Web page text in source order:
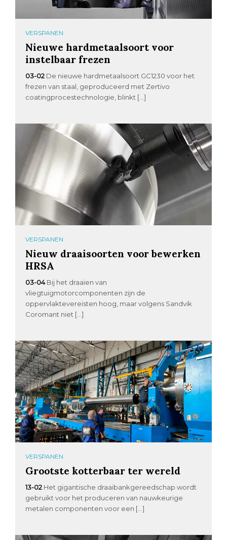
VERSPANEN
Nieuwe hardmetaalsoort voor
instelbaar frezen
03-02 De nieuwe hardmetaalsoort GC1230 voor het
frezen van staal, geproduceerd met Zertivo
coatingprocestechnologie, blinkt […]
VERSPANEN
Nieuw draaisoorten voor bewerken
HRSA
03-04 Bij het draaien van
vliegtuigmotorcomponenten zijn de
oppervlaktevereisten hoog, maar volgens Sandvik
Coromant niet […]
VERSPANEN
Grootste kotterbaar ter wereld
13-02 Het gigantische draaibankgereedschap wordt
gebruikt voor het produceren van nauwkeurige
metalen componenten voor een […]